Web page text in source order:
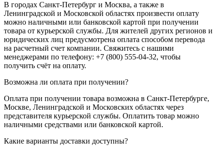
В городах Санкт-Петербург и Москва, а также в
Ленинградской и Московской областях произвести оплату
можно наличными или банковской картой при получении
товара от курьерской службы. Для жителей других регионов и
юридических лиц предусмотрена оплата способом перевода
на расчетный счет компании. Свяжитесь с нашими
менеджерами по телефону: +7 (800) 555-04-32, чтобы
получить счёт на оплату.
Возможна ли оплата при получении?
Оплата при получении товара возможна в Санкт-Петербурге,
Москве, Ленинградской и Московских областях через
представителя курьерской службы. Оплатить товар можно
наличными средствами или банковской картой.
Какие варианты доставки доступны?